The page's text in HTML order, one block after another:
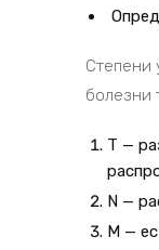
Степени
болезни
T —
N —
M —